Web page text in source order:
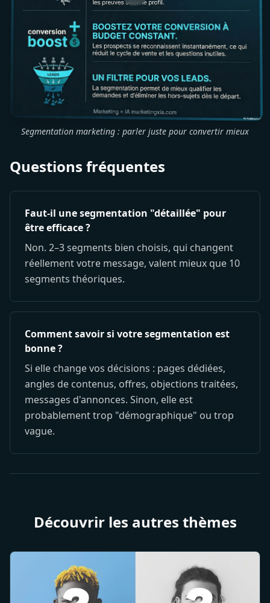
Segmentation marketing : parler juste pour convertir mieux
Questions fréquentes
Faut-il une segmentation "détaillée" pour
être efficace ?
Non. 2–3 segments bien choisis, qui changent
réellement votre message, valent mieux que 10
segments théoriques.
Comment savoir si votre segmentation est
bonne ?
Si elle change vos décisions : pages dédiées,
angles de contenus, offres, objections traitées,
messages d'annonces. Sinon, elle est
probablement trop "démographique" ou trop
vague.
Découvrir les autres thèmes